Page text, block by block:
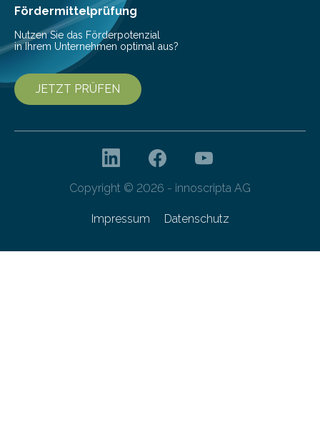
Fördermittelprüfung
Nutzen Sie das Förderpotenzial
in Ihrem Unternehmen optimal aus?
JETZT PRÜFEN
Copyright © 2026 - innoscripta AG
Impressum Datenschutz